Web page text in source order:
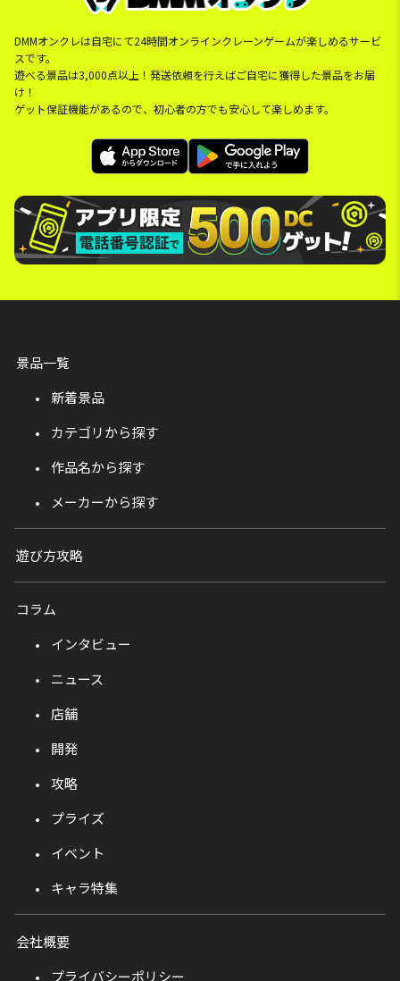
DMMオンクレは自宅にて24時間オンラインクレーンゲームが楽しめるサービ
スです。
遊べる景品は3,000点以上！発送依頼を行えばご自宅に獲得した景品をお届
け！
ゲット保証機能があるので、初心者の方でも安心して楽しめます。
景品一覧
新着景品
カテゴリから探す
作品名から探す
メーカーから探す
遊び方攻略
コラム
インタビュー
ニュース
店舗
開発
攻略
プライズ
イベント
キャラ特集
会社概要
プライバシーポリシー